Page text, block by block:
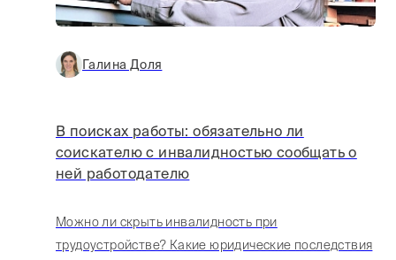
Галина Доля
В поисках работы: обязательно ли
соискателю с инвалидностью сообщать о
ней работодателю
Можно ли скрыть инвалидность при
трудоустройстве? Какие юридические последствия